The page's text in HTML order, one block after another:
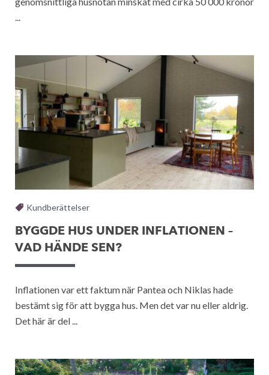
...
Kundberättelser
BYGGDE HUS UNDER INFLATIONEN –
VAD HÄNDE SEN?
Inflationen var ett faktum när Pantea och Niklas hade
bestämt sig för att bygga hus. Men det var nu eller aldrig.
Det här är del ...